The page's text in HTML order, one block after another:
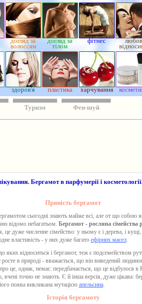
догляд за
волоссям
догляд за
тілом
фітнес любов
здоров'я пластика харчування
Туризм Фен-шуй
Бергамот в парфумерії і
Пряність бергамот
сьогодні знають майже всі, але от що собою
відомо небагатьом. Бергамот - рослина сімейства
це дуже численне сімейство: у ньому є і дерева, і кущі,
властивість - у них дуже багато ефірних масел.
яких відноситься і бергамот, теж є подсемейством
в природі - вважається, що він виведений
це, однак, немає: передбачається, що це відбулося в
вчені точно не знають. Є й інша версія, дуже цікава:
поява викликана мутацією апельсина.
Історія бергамоту